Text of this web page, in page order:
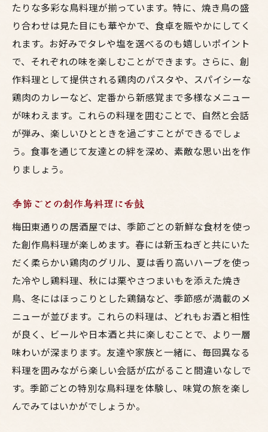
心温まる家庭的なサービス
家族の笑顔があふれるひととき
梅田東通りの居酒屋で感じる鳥料理とお酒の絶
妙な相性
鳥料理を引き立てるお酒のセレクト
居酒屋での味わい方の提案
新しい発見をもたらすペアリング
お酒が引き出す料理の新たな一面
料理とお酒のバランスを楽しむ
居酒屋でのひとときを彩る梅田東通りの鳥料理
と交流
料理が生む友情の輪
居酒屋での交流を深めるコツ
会話が弾むおすすめのメニュー
初対面でも打ち解ける一品
心地よい雰囲気作りのヒント
共に過ごす時間がもたらす心のつながり
たりな多彩な鳥料理が揃っています。特に、焼き鳥の盛
り合わせは見た目にも華やかで、食卓を賑やかにしてく
れます。お好みでタレや塩を選べるのも嬉しいポイント
で、それぞれの味を楽しむことができます。さらに、創
作料理として提供される鶏肉のパスタや、スパイシーな
鶏肉のカレーなど、定番から新感覚まで多様なメニュー
が味わえます。これらの料理を囲むことで、自然と会話
が弾み、楽しいひとときを過ごすことができるでしょ
う。食事を通じて友達との絆を深め、素敵な思い出を作
りましょう。
季節ごとの創作鳥料理に舌鼓
梅田東通りの居酒屋では、季節ごとの新鮮な食材を使っ
た創作鳥料理が楽しめます。春には新玉ねぎと共にいた
だく柔らかい鶏肉のグリル、夏は香り高いハーブを使っ
た冷やし鶏料理、秋には栗やさつまいもを添えた焼き
鳥、冬にはほっこりとした鶏鍋など、季節感が満載のメ
ニューが並びます。これらの料理は、どれもお酒と相性
が良く、ビールや日本酒と共に楽しむことで、より一層
味わいが深まります。友達や家族と一緒に、毎回異なる
料理を囲みながら楽しい会話が広がること間違いなしで
す。季節ごとの特別な鳥料理を体験し、味覚の旅を楽し
んでみてはいかがでしょうか。